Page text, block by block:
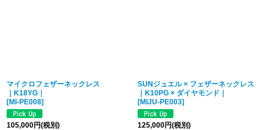
商品詳細金
額・送料
マイクロフェザーネックレス
｜K18YG｜
[MI-PE008]
105,000円(税別)
SUNジュエル × フェザーネックレス
｜K10PG × ダイヤモンド｜
[MIJU-PE003]
125,000円(税別)